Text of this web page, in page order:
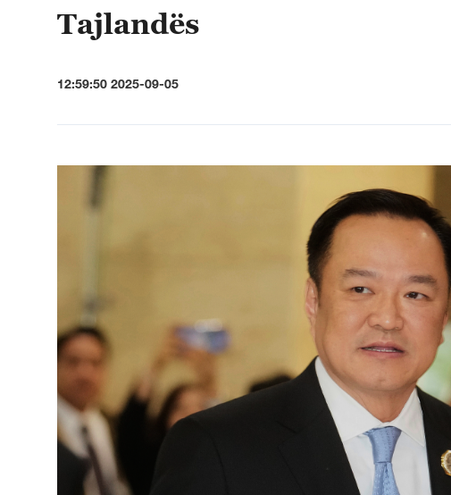
Tajlandës
12:59:50 2025-09-05